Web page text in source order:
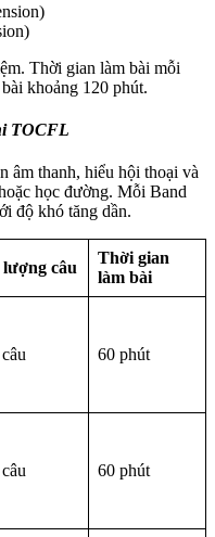
Thời gian làm bài mỗi
khoảng 120 phút.
TOCFL
âm thanh, hiểu hội thoại và
học đường. Mỗi Band
độ khó tăng dần.
lượng câu
Thời gian
làm bài
60 phút
60 phút